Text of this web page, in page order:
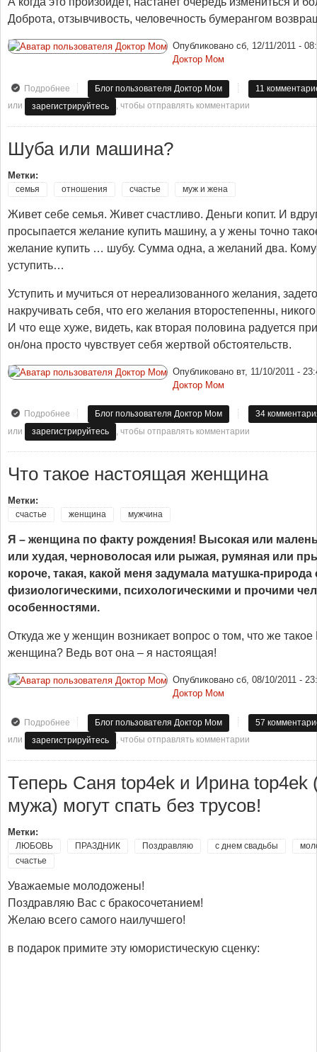
Доброта, отзывчивость, человечность бумерангом
Опубликовано сб, 12/11/2011 -
Доктор Мом
Подробнее о БумерангБлог пользователя Доктор Мом
11
или
зарегистрируйтесь , чтобы отправлять комментарии
Шуба или машина?
Метки:
семья отношения счастье муж и жена
Живет себе семья. Живет счастливо. Деньги копит. И
просыпается желание купить машину, а у жены точно
желание купить … шубу. Сумма одна, а желаний два.
уступить…
Уступить и мучиться от нереализованного желания,
накручивать себя, что его желания второстепенны,
И что еще хуже, видеть, как вторая половина радуется
он/она просто чувствует себя жертвой обстоятельств.
Опубликовано вт, 11/10/2011 -
Доктор Мом
Подробнее о Шуба или машина?
Блог пользователя Доктор Мом
34
или
зарегистрируйтесь , чтобы отправлять комментарии
Что такое настоящая женщина
Метки:
счастье женщина мужчина
Я – женщина по факту рождения! Высокая или
или худая, черноволосая или рыжая, румяная или
короче, такая, какой меня задумала матушка-природа
физиологическими, психологическими и прочими
особенностями.
Откуда же у женщин возникает вопрос о том, что же
женщина? Ведь вот она – я настоящая!
Опубликовано сб, 08/10/2011 -
Доктор Мом
Подробнее о Что такое настоящая женщина
Блог пользователя Доктор Мом
57
или
зарегистрируйтесь , чтобы отправлять комментарии
Теперь Саня top4ek и Ирина
мужа) могут спать без трусов!
Метки:
ЛЮБОВЬ ПРАЗДНИК Поздравляю с днем свадьбы
счастье
Уважаемые молодожены!
Поздравляю Вас с бракосочетанием!
Желаю всего самого наилучшего!
в подарок примите эту юмористическую сценку: